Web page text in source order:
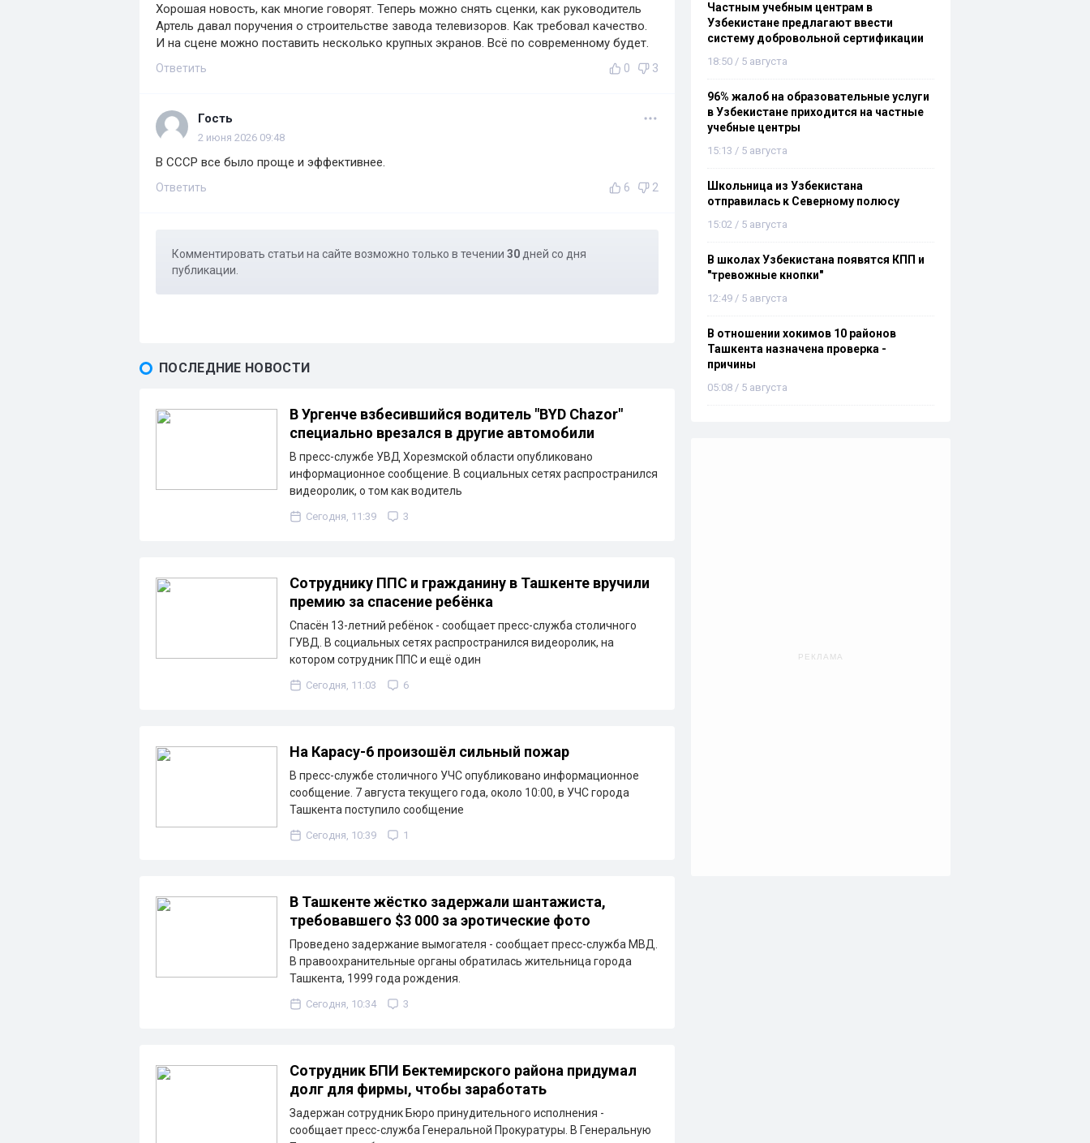
Хорошая новость, как многие говорят. Теперь можно снять сценки, как руководитель
Артель давал поручения о строительстве завода телевизоров. Как требовал качество.
И на сцене можно поставить несколько крупных экранов. Всё по современному будет.
Ответить 0 3
Гость
2 июня 2026 09:48
В СССР все было проще и эффективнее.
Ответить 6 2
Комментировать статьи на сайте возможно только в течении 30 дней со дня
публикации.
ПОСЛЕДНИЕ НОВОСТИ
В Ургенче взбесившийся водитель "BYD Chazor"
специально врезался в другие автомобили
В пресс-службе УВД Хорезмской области опубликовано
информационное сообщение. В социальных сетях распространился
видеоролик, о том как водитель
Сегодня, 11:39 3
Сотруднику ППС и гражданину в Ташкенте вручили
премию за спасение ребёнка
Спасён 13-летний ребёнок - сообщает пресс-служба столичного
ГУВД. В социальных сетях распространился видеоролик, на
котором сотрудник ППС и ещё один
Сегодня, 11:03 6
На Карасу-6 произошёл сильный пожар
В пресс-службе столичного УЧС опубликовано информационное
сообщение. 7 августа текущего года, около 10:00, в УЧС города
Ташкента поступило сообщение
Сегодня, 10:39 1
В Ташкенте жёстко задержали шантажиста,
требовавшего $3 000 за эротические фото
Проведено задержание вымогателя - сообщает пресс-служба МВД.
В правоохранительные органы обратилась жительница города
Ташкента, 1999 года рождения.
Сегодня, 10:34 3
Сотрудник БПИ Бектемирского района придумал
долг для фирмы, чтобы заработать
Задержан сотрудник Бюро принудительного исполнения -
сообщает пресс-служба Генеральной Прокуратуры. В Генеральную
Частным учебным центрам в
Узбекистане предлагают ввести
систему добровольной сертификации
18:50 / 5 августа
96% жалоб на образовательные услуги
в Узбекистане приходится на частные
учебные центры
15:13 / 5 августа
Школьница из Узбекистана
отправилась к Северному полюсу
15:02 / 5 августа
В школах Узбекистана появятся КПП и
"тревожные кнопки"
12:49 / 5 августа
В отношении хокимов 10 районов
Ташкента назначена проверка -
причины
05:08 / 5 августа